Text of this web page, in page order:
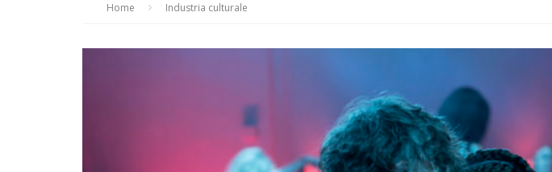
CONTRIBUTORS
Home Industria culturale